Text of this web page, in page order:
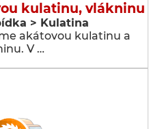
kulatinu, vlákninu
> Kulatina
akátovou kulatinu a
V …